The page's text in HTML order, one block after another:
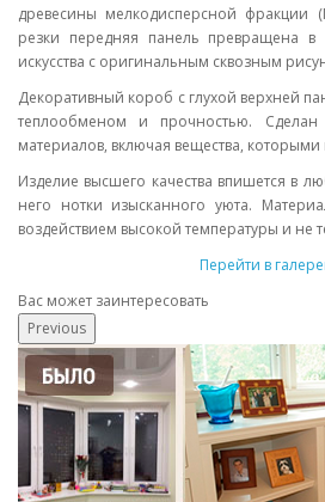
древесины мелкодисперсной
резки передняя панель превращена в
искусства с оригинальным сквозным
Декоративный короб с глухой верхней
теплообменом и прочностью. Сделан
материалов, включая вещества, которыми
Изделие высшего качества впишется в
него нотки изысканного уюта.
воздействием высокой температуры и не
Перейти в
Вас может заинтересовать
Previous